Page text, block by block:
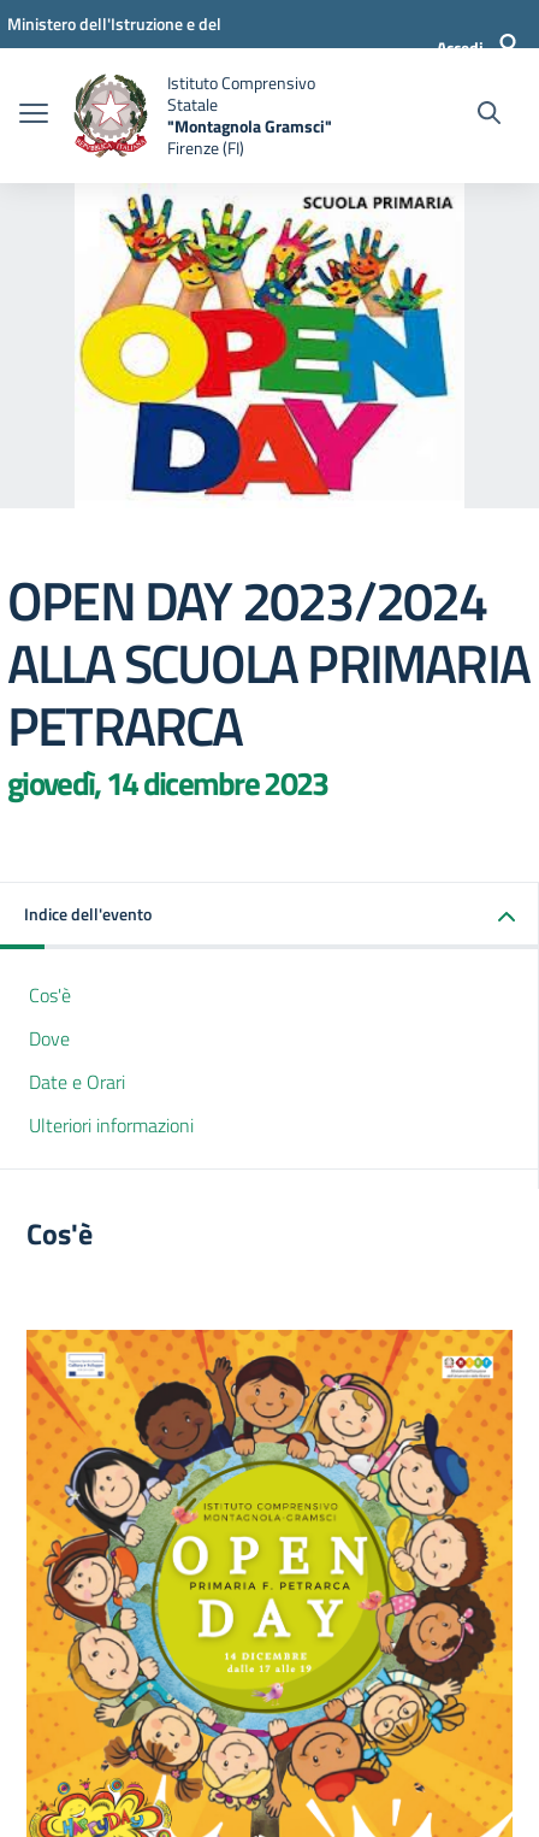
Vai ai contenuti
Vai al menu di navigazione
Vai al footer
Ministero dell'Istruzione e del
Accedi
Istituto Comprensivo
Statale
"Montagnola Gramsci"
Firenze (FI)
OPEN DAY 2023/2024
ALLA SCUOLA PRIMARIA
PETRARCA
giovedì, 14 dicembre 2023
Indice dell'evento
Cos'è
Dove
Date e Orari
Ulteriori informazioni
Cos'è